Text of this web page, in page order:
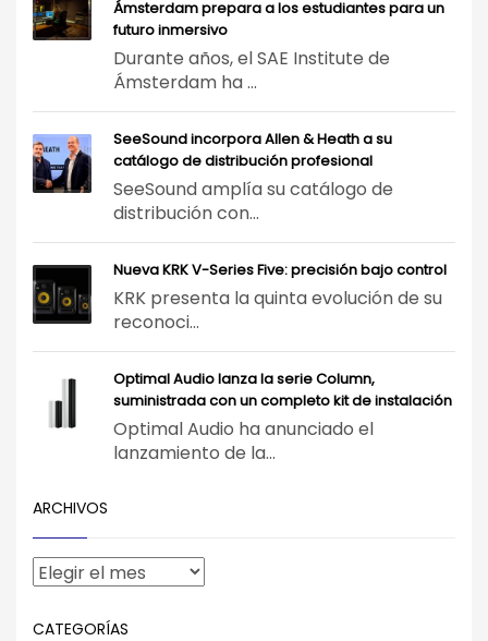
Ámsterdam prepara a los estudiantes para un
futuro inmersivo
Durante años, el SAE Institute de
Ámsterdam ha ...
SeeSound incorpora Allen & Heath a su
catálogo de distribución profesional
SeeSound amplía su catálogo de
distribución con...
Nueva KRK V-Series Five: precisión bajo control
KRK presenta la quinta evolución de su
reconoci...
Optimal Audio lanza la serie Column,
suministrada con un completo kit de instalación
Optimal Audio ha anunciado el
lanzamiento de la...
ARCHIVOS
CATEGORÍAS